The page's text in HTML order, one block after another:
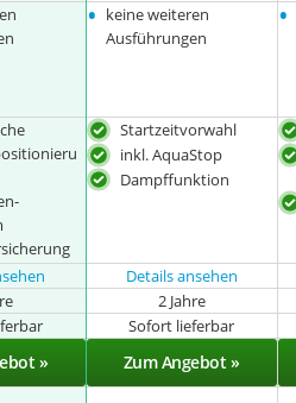
• keine weiteren
Ausführungen
•
Startzeitvorwahl
inkl. AquaStop
Dampffunktion
Details ansehen
2 Jahre
Sofort lieferbar
» Zum Angebot »